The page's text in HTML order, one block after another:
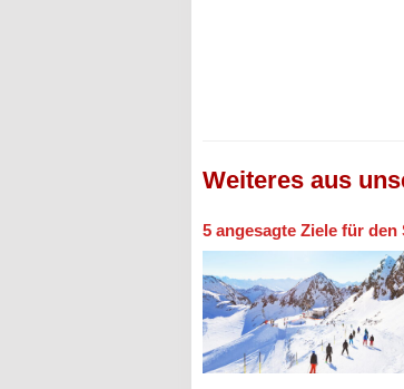
Weiteres aus
5 angesagte Ziele für